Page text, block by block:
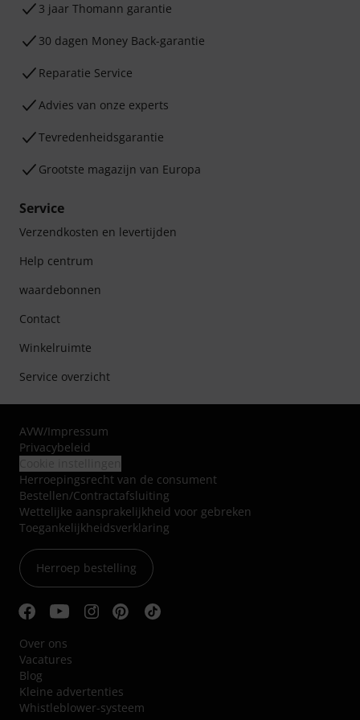
3 jaar Thomann garantie
30 dagen Money Back-garantie
Reparatie Service
Advies van onze experts
Tevredenheidsgarantie
Grootste magazijn van Europa
Service
Verzendkosten en levertijden
Help centrum
waardebonnen
Contact
Winkelruimte
Service overzicht
AVW/Impressum
Privacybeleid
Herroepingsrecht van de consument
Bestellen/Contractafsluiting
Wettelijke aansprakelijkheid voor gebreken
Toegankelijkheidsverklaring
Herroep bestelling
Over ons
Vacatures
Blog
Kleine advertenties
Whistleblower-systeem